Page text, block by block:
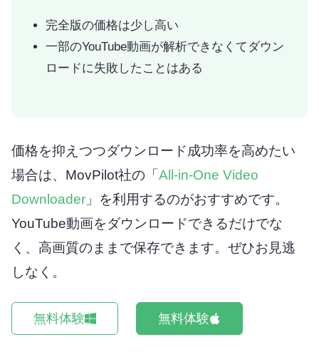
完全版の価格は少し高い
一部のYouTube動画が解析できなくてダウン
ロードに失敗したことはある
価格を抑えつつダウンロード成功率を高めたい
場合は、MovPilot社の「All-in-One Video
Downloader」を利用するのがおすすめです。
YouTube動画をダウンロードできるだけでな
く、高画質のままで保存できます。ぜひお見逃
しなく。
無料体験 無料体験